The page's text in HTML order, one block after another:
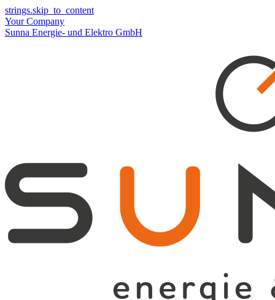
strings.skip_to_content
Your Company
Sunna Energie- und Elektro GmbH